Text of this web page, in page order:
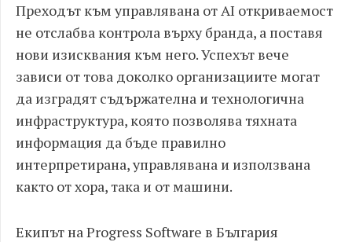
Преходът към управлявана от AI откриваемост
не отслабва контрола върху бранда, а поставя
нови изисквания към него. Успехът вече
зависи от това доколко организациите могат
да изградят съдържателна и технологична
инфраструктура, която позволява тяхната
информация да бъде правилно
интерпретирана, управлявана и използвана
както от хора, така и от машини.
Екипът на Progress Software в България